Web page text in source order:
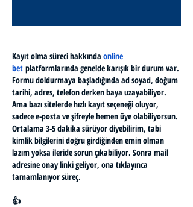
Kayıt olma süreci hakkında online
bet platformlarında genelde karışık bir durum var.
Formu doldurmaya başladığında ad soyad, doğum
tarihi, adres, telefon derken baya uzayabiliyor.
Ama bazı sitelerde hızlı kayıt seçeneği oluyor,
sadece e-posta ve şifreyle hemen üye olabiliyorsun.
Ortalama 3-5 dakika sürüyor diyebilirim, tabi
kimlik bilgilerini doğru girdiğinden emin olman
lazım yoksa ileride sorun çıkabiliyor. Sonra mail
adresine onay linki geliyor, ona tıklayınca
tamamlanıyor süreç.
👍